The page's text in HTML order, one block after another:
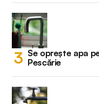
Se oprește apa
Pescărie